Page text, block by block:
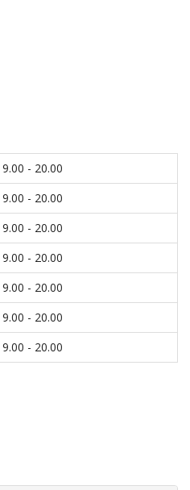
9.00 - 20.00
9.00 - 20.00
9.00 - 20.00
9.00 - 20.00
9.00 - 20.00
9.00 - 20.00
9.00 - 20.00